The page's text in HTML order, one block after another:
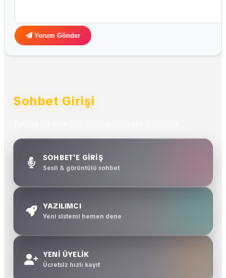
Yorum Gönder
Sohbet Girişi
SOHBET'E GİRİŞ
Sesli & görüntülü sohbet
YAZILIMCI
Yeni sistemi hemen dene
YENİ ÜYELİK
Ücretsiz hızlı kayıt